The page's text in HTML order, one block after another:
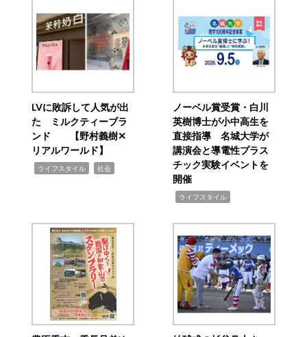
LVに敗訴して人気が出
た ミルクティーブラ
ンド 【野村義樹✕
リアルワールド】
ライフスタイル 社会
ノーベル賞受賞・白川
英樹博士が小中高生を
直接指導 名城大学が
講演会と導電性プラス
チック実験イベントを
開催
ライフスタイル